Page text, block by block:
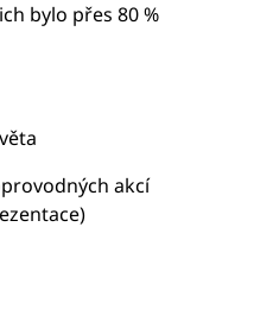
bylo přes 80 %
akcí